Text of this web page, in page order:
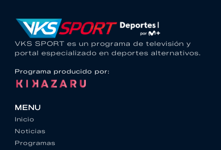
VKS SPORT es un programa de televisión y
portal especializado en deportes alternativos.
Programa producido por:
MENU
Inicio
Noticias
Programas